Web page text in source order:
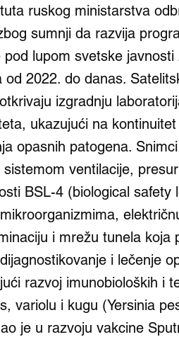
ruskog ministarstva
sumnji da razvija
pod lupom svetske
od 2022. do danas.
izgradnju
ukazujući na
opasnih patogena.
ventilacije,
BSL-4 (biological safety
i mrežu tunela koja
i lečenje
razvoj imunobioloških i
variolu i kugu (Yersinia
je u razvoju vakcine